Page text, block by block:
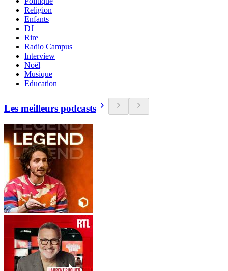
Religion
Enfants
DJ
Rire
Radio Campus
Interview
Noël
Musique
Education
Les meilleurs podcasts